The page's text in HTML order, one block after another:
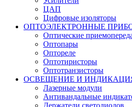
ЦАП
Цифровые изоляторы
ОПТОЭЛЕКТРОННЫЕ
Оптические
Оптопары
Оптореле
Оптотиристоры
Оптотранзисторы
ОСВЕЩЕНИЕ И
Лазерные модули
Антивандальные
Держатели светодиодов